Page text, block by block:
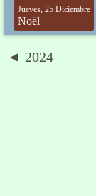
Jueves, 25 Diciembre
Noël
◄ 2024